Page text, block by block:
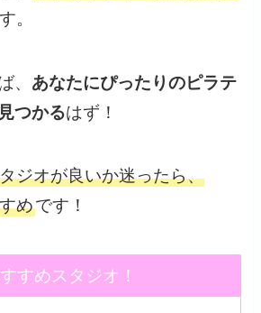
。
、 あなたにぴったりのピラテ
つかるはず！
ジオが良いか迷ったら、
めです！
すめスタジオ！